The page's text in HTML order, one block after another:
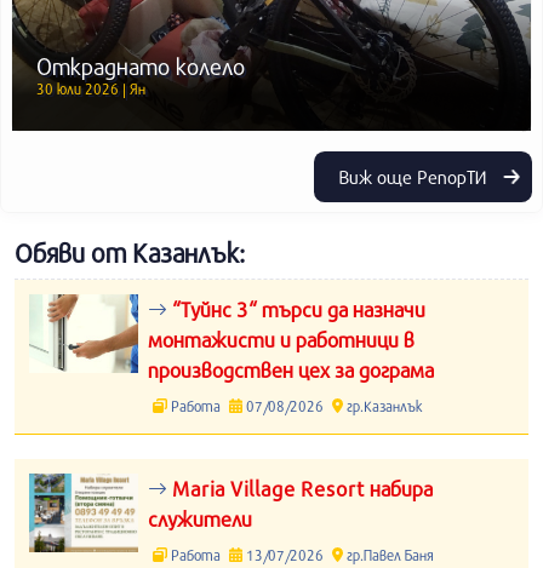
Откраднато колело
30 юли 2026 | Ян
Виж още РепорТИ
Обяви от Казанлък:
“Туйнс 3“ търси да назначи
монтажисти и работници в
производствен цех за дограма
Работа 07/08/2026 гр.Казанлък
Maria Village Resort набира
служители
Работа 13/07/2026 гр.Павел Баня